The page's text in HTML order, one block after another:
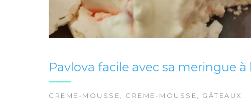
Pavlova facile avec sa meringue à
CREME-MOUSSE CREME-MOUSSE GÂTEAUX